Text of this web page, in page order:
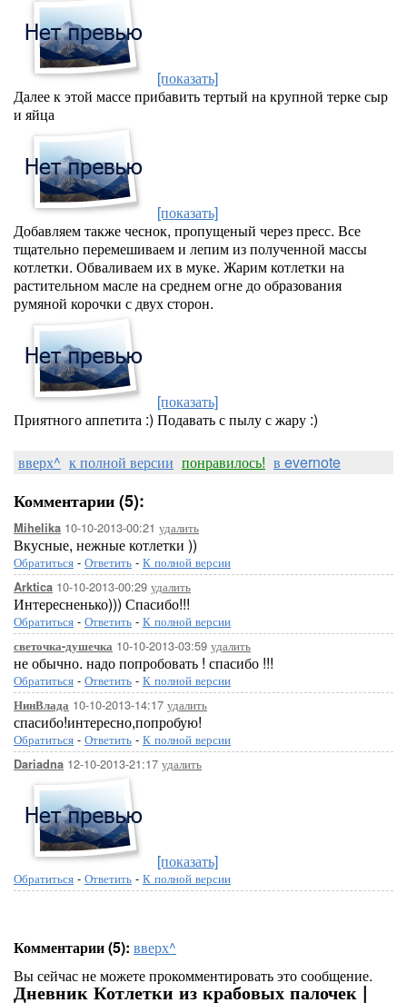
[показать]
Далее к этой массе прибавить тертый на крупной терке сыр
и яйца
[показать]
Добавляем также чеснок, пропущеный через пресс. Все
тщательно перемешиваем и лепим из полученной массы
котлетки. Обваливаем их в муке. Жарим котлетки на
растительном масле на среднем огне до образования
румяной корочки с двух сторон.
[показать]
Приятного аппетита :) Подавать с пылу с жару :)
вверх^ к полной версии понравилось! в evernote
Комментарии (5):
Mihelika 10-10-2013-00:21 удалить
Вкусные, нежные котлетки ))
Обратиться - Ответить - К полной версии
Arktica 10-10-2013-00:29 удалить
Интересненько))) Спасибо!!!
Обратиться - Ответить - К полной версии
светочка-душечка 10-10-2013-03:59 удалить
не обычно. надо попробовать ! спасибо !!!
Обратиться - Ответить - К полной версии
НинВлада 10-10-2013-14:17 удалить
спасибо!интересно,попробую!
Обратиться - Ответить - К полной версии
Dariadna 12-10-2013-21:17 удалить
[показать]
Обратиться - Ответить - К полной версии
Комментарии (5): вверх^
Вы сейчас не можете прокомментировать это сообщение.
Дневник Котлетки из крабовых палочек |